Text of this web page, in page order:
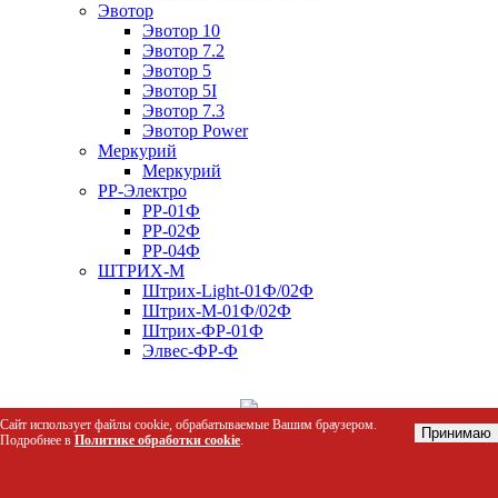
Эвотор
Эвотор 10
Эвотор 7.2
Эвотор 5
Эвотор 5I
Эвотор 7.3
Эвотор Power
Меркурий
Меркурий
РР-Электро
РР-01Ф
РР-02Ф
РР-04Ф
ШТРИХ-М
Штрих-Light-01Ф/02Ф
Штрих-М-01Ф/02Ф
Штрих-ФР-01Ф
Элвес-ФР-Ф
каталог Фильтр
Сайт использует файлы cookie, обрабатываемые Вашим браузером.
Подробнее в Политике обработки cookie. Принимаю